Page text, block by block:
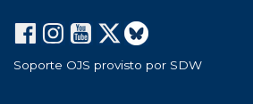
Soporte OJS provisto por SDW